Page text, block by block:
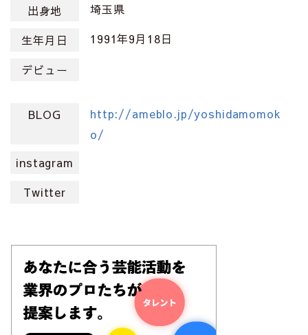
出身地 埼玉県
生年月日 1991年9月18日
デビュー
BLOG
http://ameblo.jp/yoshidamomok
o/
instagram
Twitter